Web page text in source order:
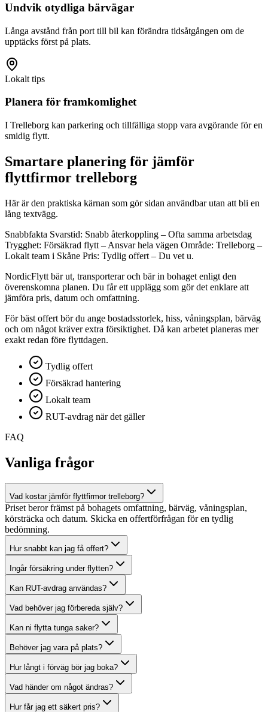
Undvik otydliga bärvägar
Långa avstånd från port till bil kan förändra tidsåtgången om de
upptäcks först på plats.
Lokalt tips
Planera för framkomlighet
I Trelleborg kan parkering och tillfälliga stopp vara avgörande för en
smidig flytt.
Smartare planering för jämför
flyttfirmor trelleborg
Här är den praktiska kärnan som gör sidan användbar utan att bli en
lång textvägg.
Snabbfakta Svarstid: Snabb återkoppling – Ofta samma arbetsdag
Trygghet: Försäkrad flytt – Ansvar hela vägen Område: Trelleborg –
Lokalt team i Skåne Pris: Tydlig offert – Du vet u.
NordicFlytt bär ut, transporterar och bär in bohaget enligt den
överenskomna planen. Du får ett upplägg som gör det enklare att
jämföra pris, datum och omfattning.
För bäst offert bör du ange bostadsstorlek, hiss, våningsplan, bärväg
och om något kräver extra försiktighet. Då kan arbetet planeras mer
exakt redan före flyttdagen.
Tydlig offert
Försäkrad hantering
Lokalt team
RUT-avdrag när det gäller
FAQ
Vanliga frågor
Vad kostar jämför flyttfirmor trelleborg?
Priset beror främst på bohagets omfattning, bärväg, våningsplan,
körsträcka och datum. Skicka en offertförfrågan för en tydlig
bedömning.
Hur snabbt kan jag få offert?
Ingår försäkring under flytten?
Kan RUT-avdrag användas?
Vad behöver jag förbereda själv?
Kan ni flytta tunga saker?
Behöver jag vara på plats?
Hur långt i förväg bör jag boka?
Vad händer om något ändras?
Hur får jag ett säkert pris?